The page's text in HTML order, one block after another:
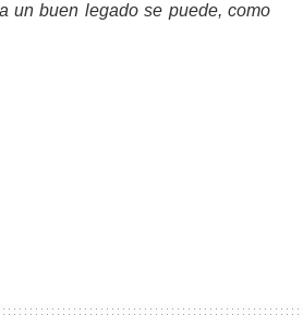
un buen legado se puede, como